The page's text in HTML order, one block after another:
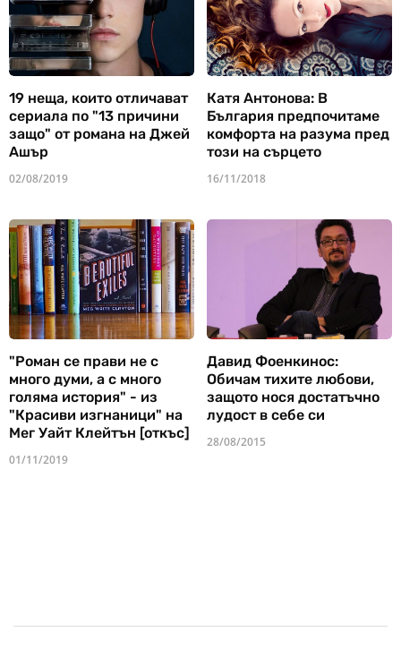
19 неща, които отличават
сериала по "13 причини
защо" от романа на Джей
Ашър
02/08/2019
Катя Антонова: В
България предпочитаме
комфорта на разума пред
този на сърцето
16/11/2018
"Роман се прави не с
много думи, а с много
голяма история" - из
"Красиви изгнаници" на
Мег Уайт Клейтън [откъс]
01/11/2019
Давид Фоенкинос:
Обичам тихите любови,
защото нося достатъчно
лудост в себе си
28/08/2015